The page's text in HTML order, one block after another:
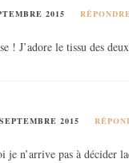
2015
! J’adore le tissu des
2015
je n’arrive pas à décider